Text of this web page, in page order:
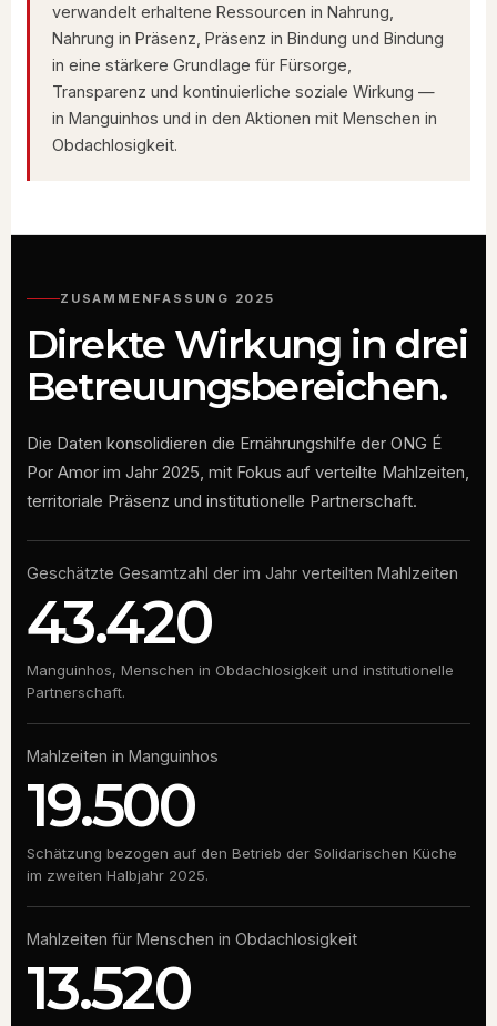
verwandelt erhaltene Ressourcen in Nahrung,
Nahrung in Präsenz, Präsenz in Bindung und Bindung
in eine stärkere Grundlage für Fürsorge,
Transparenz und kontinuierliche soziale Wirkung —
in Manguinhos und in den Aktionen mit Menschen in
Obdachlosigkeit.
ZUSAMMENFASSUNG 2025
Direkte Wirkung in drei
Betreuungsbereichen.
Die Daten konsolidieren die Ernährungshilfe der ONG É
Por Amor im Jahr 2025, mit Fokus auf verteilte Mahlzeiten,
territoriale Präsenz und institutionelle Partnerschaft.
Geschätzte Gesamtzahl der im Jahr verteilten Mahlzeiten
43.420
Manguinhos, Menschen in Obdachlosigkeit und institutionelle
Partnerschaft.
Mahlzeiten in Manguinhos
19.500
Schätzung bezogen auf den Betrieb der Solidarischen Küche
im zweiten Halbjahr 2025.
Mahlzeiten für Menschen in Obdachlosigkeit
13.520